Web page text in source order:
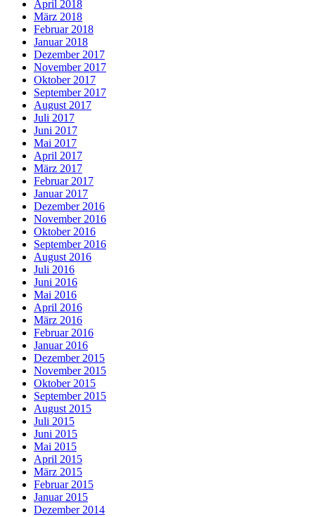
April 2018
März 2018
Februar 2018
Januar 2018
Dezember 2017
November 2017
Oktober 2017
September 2017
August 2017
Juli 2017
Juni 2017
Mai 2017
April 2017
März 2017
Februar 2017
Januar 2017
Dezember 2016
November 2016
Oktober 2016
September 2016
August 2016
Juli 2016
Juni 2016
Mai 2016
April 2016
März 2016
Februar 2016
Januar 2016
Dezember 2015
November 2015
Oktober 2015
September 2015
August 2015
Juli 2015
Juni 2015
Mai 2015
April 2015
März 2015
Februar 2015
Januar 2015
Dezember 2014